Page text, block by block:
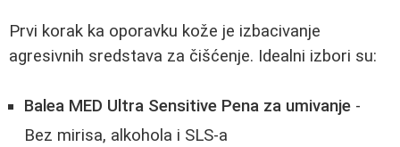
Prvi korak ka oporavku kože je izbacivanje
agresivnih sredstava za čišćenje. Idealni izbori su:
Balea MED Ultra Sensitive Pena za umivanje -
Bez mirisa, alkohola i SLS-a